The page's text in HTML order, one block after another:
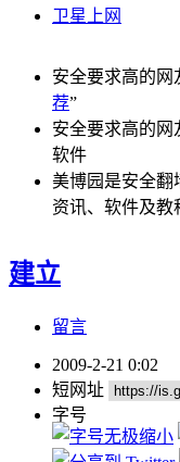
卫星上网
安全要求高的网
荐”
安全要求高的网
软件
美博园是安全翻
资讯、软件及教
建立
留言
2009-2-21 0:02
短网址
字号